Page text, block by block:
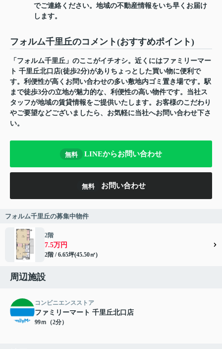
でご連絡ください。地域の不動産情報をいち早くお届け
します。
フォルム千里丘のコメント(おすすめポイント)
「フォルム千里丘」のここがイチオシ。近くにはファミリーマー
ト 千里丘北口店(徒歩2分)がありちょっとした買い物に便利で
す。利便性が高くお問い合わせの多い敷地内ゴミ置き場です。駅
まで徒歩3分の立地が魅力的な、利便性の高い物件です。当社ス
タッフが地域の賃貸情報をご提供いたします。お客様のこだわり
やご要望などございましたら、お気軽に当社へお問い合わせ下さ
い。
無料 LINEからお問い合わせ
無料 お問い合わせ
フォルム千里丘の募集中物件
2階
7.5万円
2階 / 6.65坪(45.50㎡)
周辺施設
コンビニエンスストア
ファミリーマート 千里丘北口店
99ｍ（2分）